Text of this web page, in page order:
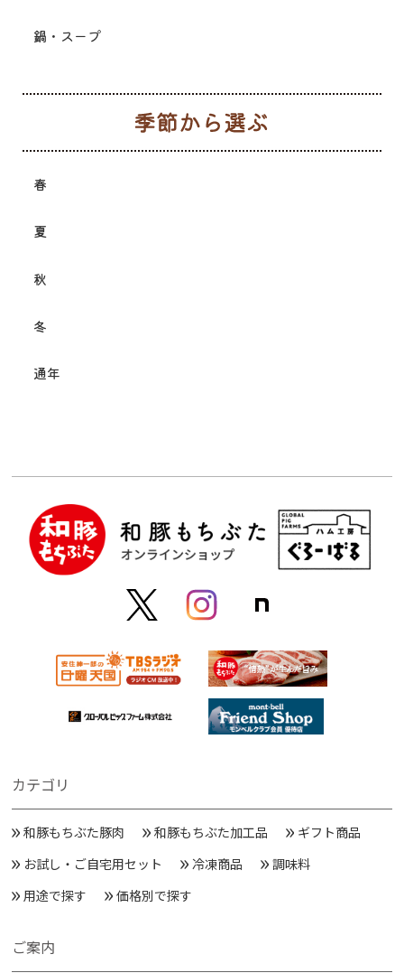
鍋・スープ
春
夏
秋
冬
通年
カテゴリ
和豚もちぶた豚肉 和豚もちぶた加工品
ギフト商品
お試し・ご自宅用セット
冷凍商品
調味料
用途で探す
価格別で探す
ご案内